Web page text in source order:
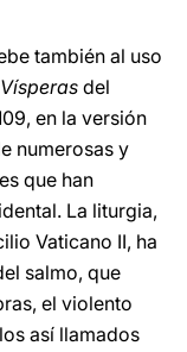
también al uso
Vísperas del
en la versión
numerosas y
que han
La liturgia,
Vaticano II, ha
salmo, que
el violento
así llamados